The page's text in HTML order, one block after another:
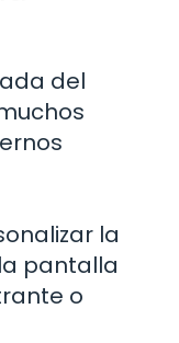
del
la
pantalla
o